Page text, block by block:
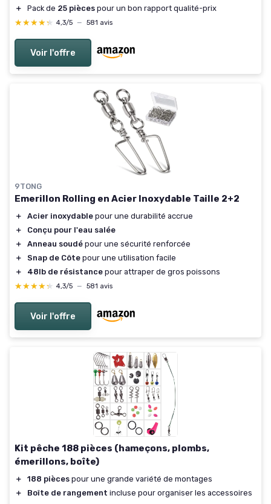
＋
Pack de 25 pièces pour un bon rapport qualité-prix
★★★★★
★★★★★ 4,3/5 — 581 avis
Voir l'offre
9TONG
Emerillon Rolling en Acier Inoxydable Taille 2+2
＋ Acier inoxydable pour une durabilité accrue
＋
Conçu pour l'eau salée
＋
Anneau soudé pour une sécurité renforcée
＋
Snap de Côte pour une utilisation facile
＋
48lb de résistance pour attraper de gros poissons
★★★★★
★★★★★ 4,3/5 — 581 avis
Voir l'offre
Kit pêche 188 pièces (hameçons, plombs,
émerillons, boîte)
＋ 188 pièces pour une grande variété de montages
＋
Boîte de rangement incluse pour organiser les accessoires